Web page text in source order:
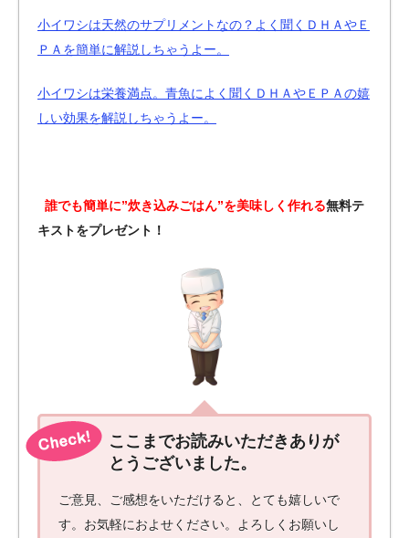
小イワシは天然のサプリメントなの？よく聞くＤＨＡやＥ
ＰＡを簡単に解説しちゃうよー。
小イワシは栄養満点。青魚によく聞くＤＨＡやＥＰＡの嬉
しい効果を解説しちゃうよー。
誰でも簡単に”炊き込みごはん”を美味しく作れる無料テ
キストをプレゼント！
ここまでお読みいただきありが
とうございました。
ご意見、ご感想をいただけると、とても嬉しいで
す。お気軽におよせください。よろしくお願いし